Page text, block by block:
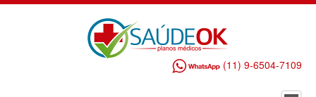
(11) 9-6504-7109